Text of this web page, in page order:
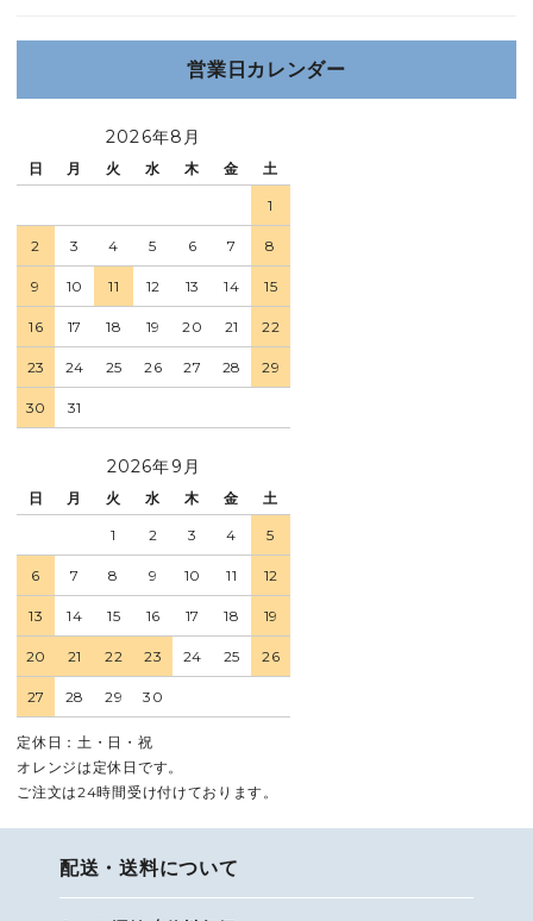
営業日カレンダー
2026年8月
日 月 火 水 木 金 土
1
2 3 4 5 6 7 8
9 10 11 12 13 14 15
16 17 18 19 20 21 22
23 24 25 26 27 28 29
30 31
2026年9月
日 月 火 水 木 金 土
1 2 3 4 5
6 7 8 9 10 11 12
13 14 15 16 17 18 19
20 21 22 23 24 25 26
27 28 29 30
定休日：土・日・祝
オレンジは定休日です。
ご注文は24時間受け付けております。
配送・送料について